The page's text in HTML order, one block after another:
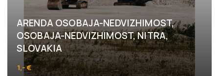
ARENDA OSOBAJA-NEDVIZHIMOST,
OSOBAJA-NEDVIZHIMOST, NITRA,
SLOVAKIA
1,- €